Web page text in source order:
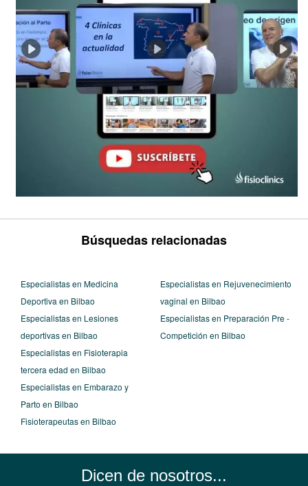
Búsquedas relacionadas
Especialistas en Medicina
Deportiva en Bilbao
Especialistas en Lesiones
deportivas en Bilbao
Especialistas en Fisioterapia
tercera edad en Bilbao
Especialistas en Embarazo y
Parto en Bilbao
Fisioterapeutas en Bilbao
Especialistas en Rejuvenecimiento
vaginal en Bilbao
Especialistas en Preparación Pre -
Competición en Bilbao
Dicen de nosotros...